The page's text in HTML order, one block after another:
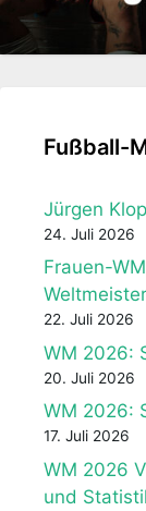
Fußball-
Jürgen
24. Juli 2026
Frauen-
22. Juli 2026
WM 2026:
20. Juli 2026
WM 2026:
17. Juli 2026
WM 2026
und